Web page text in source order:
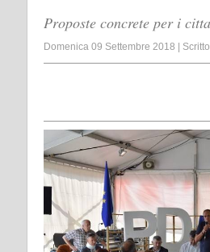
Proposte concrete per i
Domenica 09 Settembre 2018